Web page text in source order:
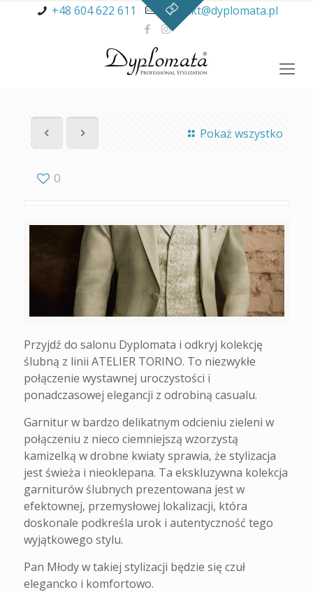
+48 604 622 611 kontakt@dyplomata.pl
Pokaż wszystko
0
Przyjdź do salonu Dyplomata i odkryj kolekcję
ślubną z linii ATELIER TORINO. To niezwykłe
połączenie wystawnej uroczystości i
ponadczasowej elegancji z odrobiną casualu.
Garnitur w bardzo delikatnym odcieniu zieleni w
połączeniu z nieco ciemniejszą wzorzystą
kamizelką w drobne kwiaty sprawia, że stylizacja
jest świeża i nieoklepana. Ta ekskluzywna kolekcja
garniturów ślubnych prezentowana jest w
efektownej, przemysłowej lokalizacji, która
doskonale podkreśla urok i autentyczność tego
wyjątkowego stylu.
Pan Młody w takiej stylizacji będzie się czuł
elegancko i komfortowo.